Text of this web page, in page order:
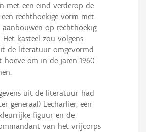
met een eind verderop de
rechthoekige vorm met
aanbouwen op rechthoekig
kasteel zou volgens
de literatuur omgevormd
om in de jaren 1960
uit de literatuur had
generaal) Lecharlier, een
figuur en de
van het vrijcorps